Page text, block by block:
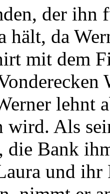
der ihn
hält, da
mit dem
lehnt
wird. Als
Bank
und